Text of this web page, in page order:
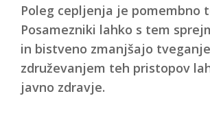
Poleg cepljenja je pomembno
Posamezniki lahko s tem
in bistveno zmanjšajo
združevanjem teh pristopov
javno zdravje.